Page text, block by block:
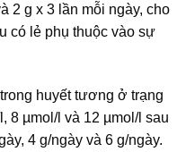
2 g x 3 lần mỗi ngày, cho
có lẻ phụ thuộc vào sự
huyết tương ở trạng
8 µmol/l và 12 µmol/l sau
4 g/ngày và 6 g/ngày.